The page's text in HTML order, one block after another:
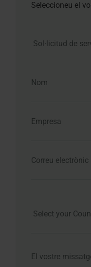
Seleccioneu el